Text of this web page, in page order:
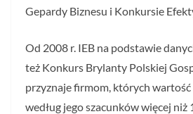
Gepardy Biznesu i Konkursie
Od 2008 r. IEB na podstawie
też Konkurs Brylanty Polskiej
przyznaje firmom, których
według jego szacunków więcej niż